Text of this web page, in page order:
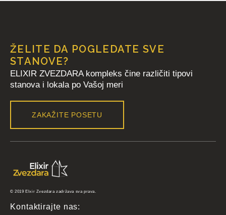
ŽELITE DA POGLEDATE SVE
STANOVE?
ELIXIR ZVEZDARA kompleks čine različiti tipovi
stanova i lokala po Vašoj meri
ZAKAŽITE POSETU
© 2019 Elxir Zvezdara zadržava sva prava.
Kontaktirajte nas: